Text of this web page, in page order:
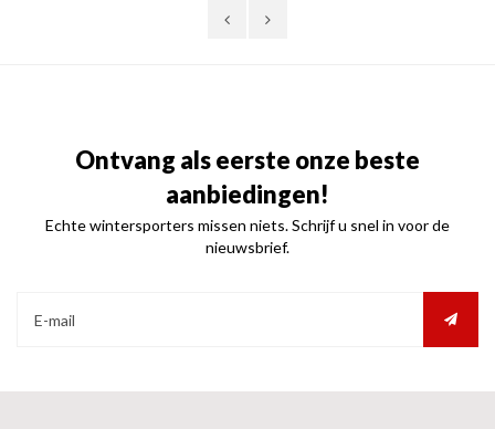
Ontvang als eerste onze beste
aanbiedingen!
Echte wintersporters missen niets. Schrijf u snel in voor de
nieuwsbrief.